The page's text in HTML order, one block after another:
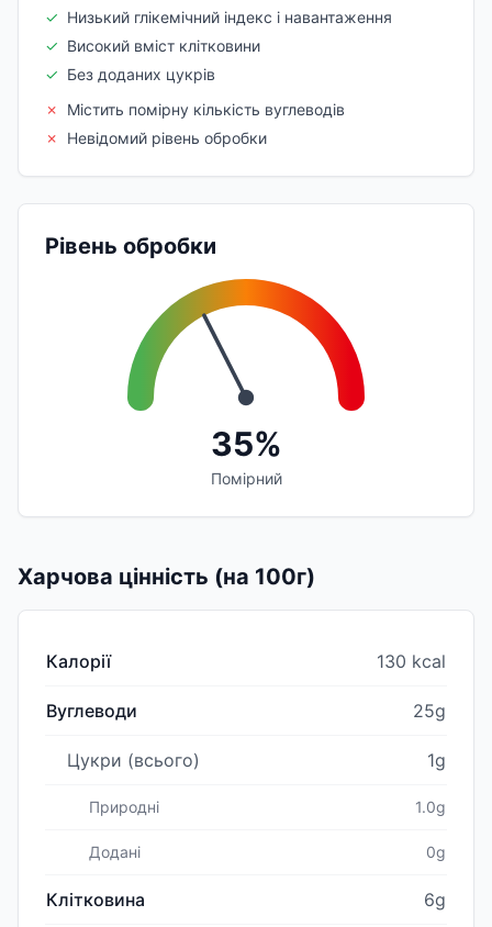
✓ Низький глікемічний індекс і навантаження
✓ Високий вміст клітковини
✓ Без доданих цукрів
✗
Містить помірну кількість вуглеводів
✗
Невідомий рівень обробки
Рівень обробки
35%
Помірний
Харчова цінність (на 100г)
Калорії 130 kcal
Вуглеводи 25g
Цукри (всього) 1g
Природні 1.0g
Додані 0g
Клітковина 6g